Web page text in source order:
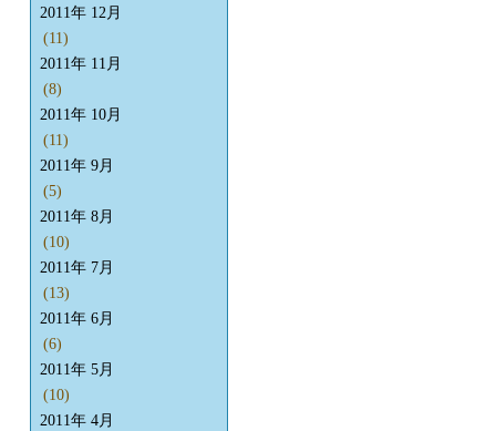
2011年 12月
(11)
2011年 11月
(8)
2011年 10月
(11)
2011年 9月
(5)
2011年 8月
(10)
2011年 7月
(13)
2011年 6月
(6)
2011年 5月
(10)
2011年 4月